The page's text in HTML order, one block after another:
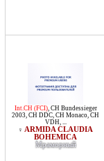
Int.CH (FCI), CH Bundessieger
2003, CH DDC, CH Monaco, CH
VDH, ...
♀ ARMIDA CLAUDIA
BOHEMICA
Мраморный